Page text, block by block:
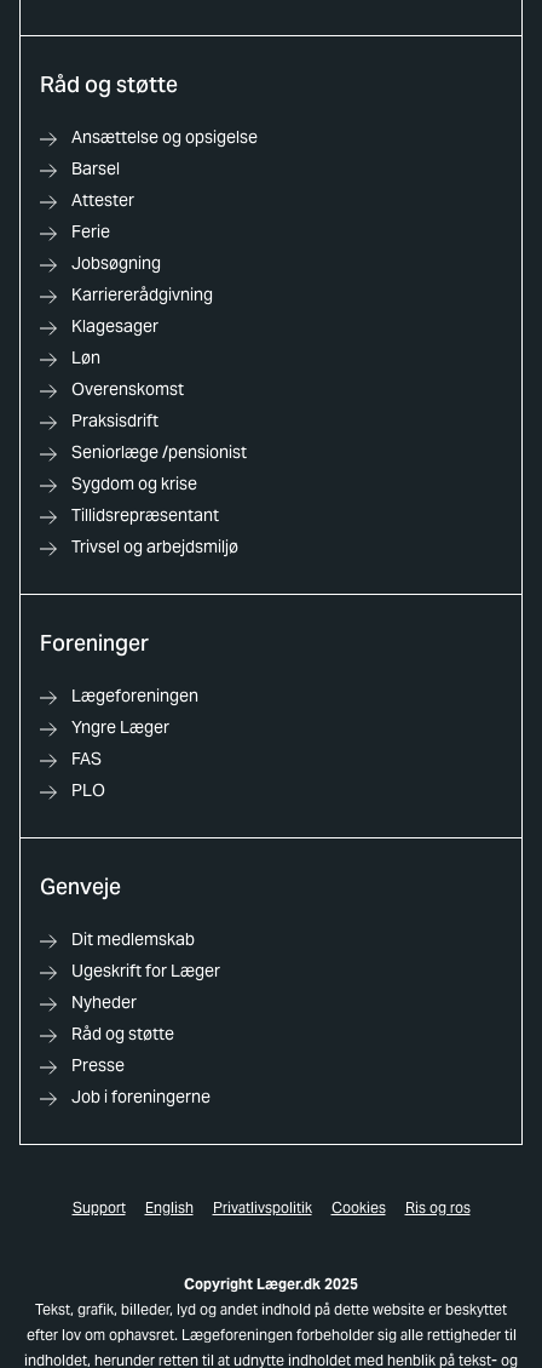
Råd og støtte
Ansættelse og opsigelse
Barsel
Attester
Ferie
Jobsøgning
Karriererådgivning
Klagesager
Løn
Overenskomst
Praksisdrift
Seniorlæge /pensionist
Sygdom og krise
Tillidsrepræsentant
Trivsel og arbejdsmiljø
Foreninger
Lægeforeningen
Yngre Læger
FAS
PLO
Genveje
Dit medlemskab
Ugeskrift for Læger
Nyheder
Råd og støtte
Presse
Job i foreningerne
Support English Privatlivspolitik Cookies Ris og ros
Copyright Læger.dk 2025
Tekst, grafik, billeder, lyd og andet indhold på dette website er beskyttet
efter lov om ophavsret. Lægeforeningen forbeholder sig alle rettigheder til
indholdet, herunder retten til at udnytte indholdet med henblik på tekst- og